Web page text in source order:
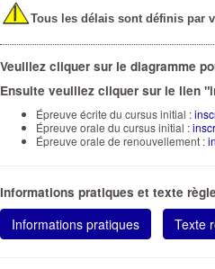
Tous les délais sont définis par
I
Veuillez cliquer sur le diagramme
Ensuite veuillez cliquer sur le lien
Épreuve écrite du cursus initial :
Épreuve orale du cursus initial :
Épreuve orale de renouvellement :
Informations pratiques et texte
Informations pratiques Texte